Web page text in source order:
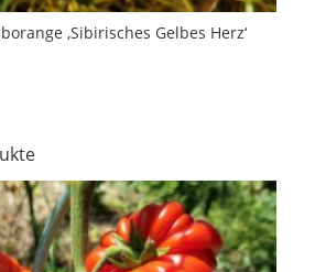
‚Sibirisches Gelbes Herz‘